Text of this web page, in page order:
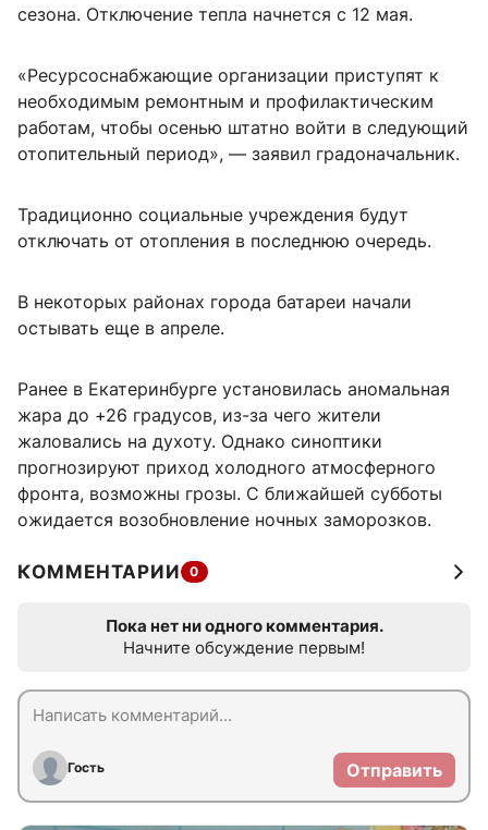
сезона. Отключение тепла начнется с 12 мая.
«Ресурсоснабжающие организации приступят к
необходимым ремонтным и профилактическим
работам, чтобы осенью штатно войти в следующий
отопительный период», — заявил градоначальник.
Традиционно социальные учреждения будут
отключать от отопления в последнюю очередь.
В некоторых районах города батареи начали
остывать еще в апреле.
Ранее в Екатеринбурге установилась аномальная
жара до +26 градусов, из-за чего жители
жаловались на духоту. Однако синоптики
прогнозируют приход холодного атмосферного
фронта, возможны грозы. С ближайшей субботы
ожидается возобновление ночных заморозков.
КОММЕНТАРИИ 0
Пока нет ни одного комментария.
Начните обсуждение первым!
Гость Отправить